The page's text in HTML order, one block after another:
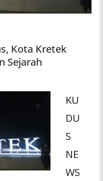
Kota Kretek
Sejarah
KU
DU
S
NE
WS